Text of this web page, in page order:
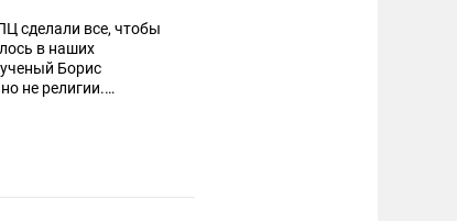
сделали все, чтобы
в наших
Борис
не религии.